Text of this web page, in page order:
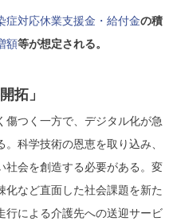
症対応休業支援金・給付金の積
額等が想定される。
拓」
傷つく一方で、デジタル化が急
科学技術の恩恵を取り込み、
社会を創造する必要がある。変
など直面した社会課題を新た
行による介護先への送迎サービ